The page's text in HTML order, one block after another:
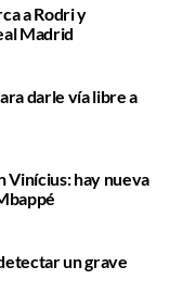
a Rodri y
Madrid
darle vía libre a
Vinícius: hay nueva
un grave